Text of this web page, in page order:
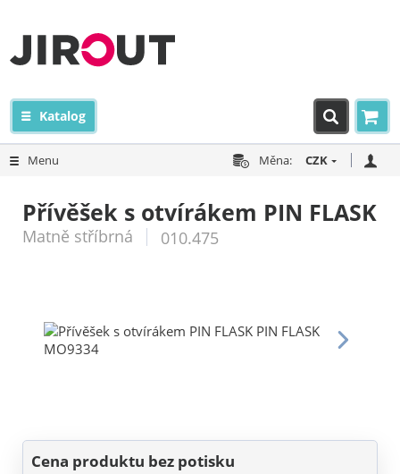
Katalog
Menu Měna: CZK
Přívěšek s otvírákem PIN FLASK
Matně stříbrná 010.475
Cena produktu bez potisku